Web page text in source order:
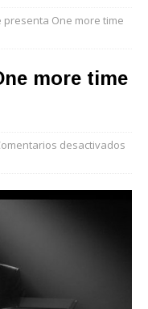
presenta One more time
more time
desactivados